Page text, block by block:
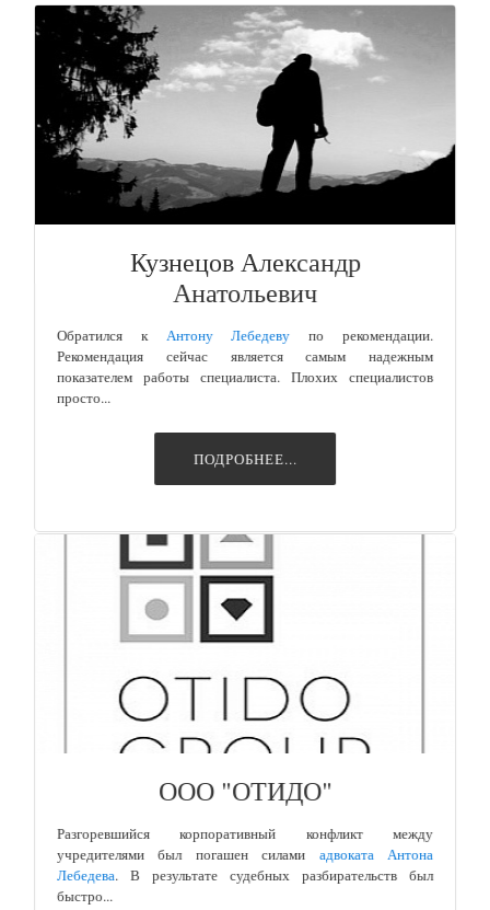
Кузнецов Александр
Анатольевич
Обратился к Антону Лебедеву по рекомендации.
Рекомендация сейчас является самым надежным
показателем работы специалиста. Плохих специалистов
просто...
ПОДРОБНЕЕ...
ООО "ОТИДО"
Разгоревшийся корпоративный конфликт между
учредителями был погашен силами адвоката Антона
Лебедева. В результате судебных разбирательств был
быстро...